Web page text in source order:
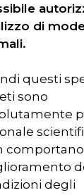
di
questi
sono
degli